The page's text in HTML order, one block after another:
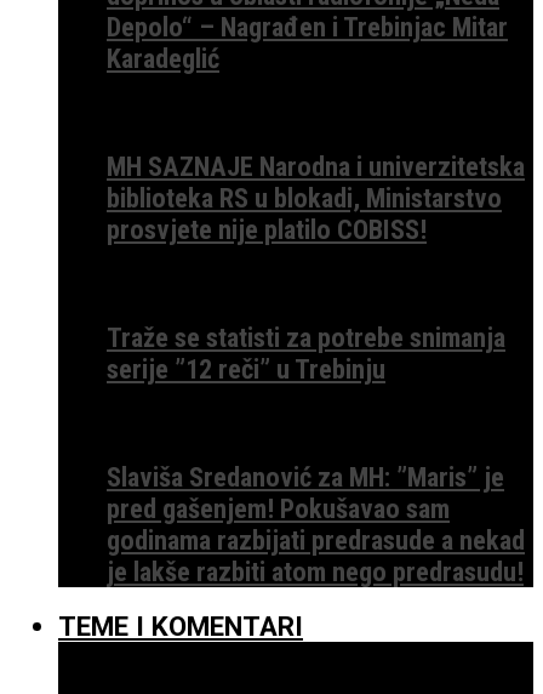
Depolo“ – Nagrađen i Trebinjac Mitar
Karadeglić
MH SAZNAJE Narodna i univerzitetska
biblioteka RS u blokadi, Ministarstvo
prosvjete nije platilo COBISS!
Traže se statisti za potrebe snimanja
serije ”12 reči” u Trebinju
Slaviša Sredanović za MH: ”Maris” je
pred gašenjem! Pokušavao sam
godinama razbijati predrasude a nekad
je lakše razbiti atom nego predrasudu!
TEME I KOMENTARI